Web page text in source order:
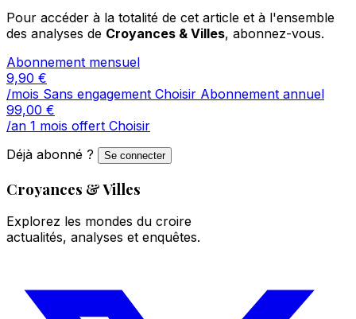
Pour accéder à la totalité de cet article et à l'ensemble
des analyses de Croyances & Villes, abonnez-vous.
Abonnement mensuel
9,90 €
/mois Sans engagement Choisir Abonnement annuel
99,00 €
/an 1 mois offert Choisir
Déjà abonné ?
Se connecter
Croyances & Villes
Explorez les mondes du croire
actualités, analyses et enquêtes.